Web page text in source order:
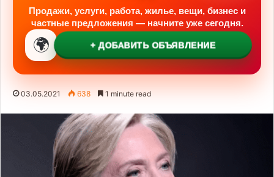
Продажи, услуги, работа, жилье, вещи, бизнес и
частные предложения — начните уже сегодня.
🌍 + ДОБАВИТЬ ОБЪЯВЛЕНИЕ
03.05.2021 638 1 minute read